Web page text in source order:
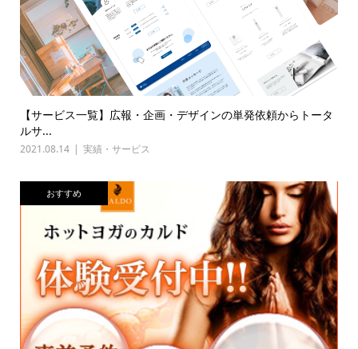
【サービス一覧】広報・企画・デザインの単発依頼からトータ
ルサ...
2021.08.14 実績・サービス
おすすめ